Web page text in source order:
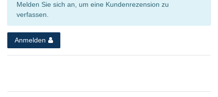
Melden Sie sich an, um eine Kundenrezension zu
verfassen.
Anmelden